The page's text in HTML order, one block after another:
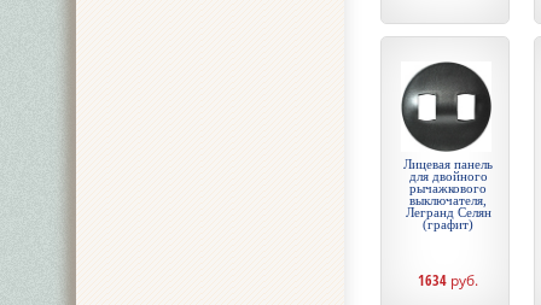
Лицевая панель
для двойного
рычажкового
выключателя,
Легранд Селян
(графит)
1634 руб.